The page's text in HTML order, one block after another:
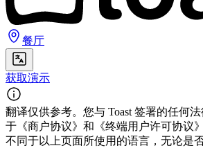
餐厅
获取演示
翻译仅供参考。您与 Toast 签署的任何
于《商户协议》和《终端用户许可协议
不同于以上页面所使用的语言，无论是